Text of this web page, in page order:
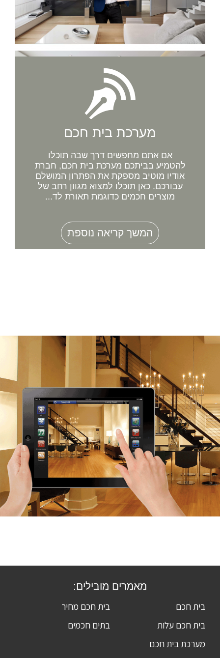
מערכת בית חכם
אם אתם מחפשים דרך שבה תוכלו
להטמיע בביתכם מערכת בית חכם, חברת
אודיו מוטיב מספקת את הפתרון המושלם
עבורכם. כאן תוכלו למצוא מגוון רחב של
מוצרים חכמים כדוגמת תאורת לד...
המשך קריאה נוספת
מאמרים מובילים:
בית חכם
בית חכם מחיר
בית חכם עלות
בתים חכמים
מערכת בית חכם